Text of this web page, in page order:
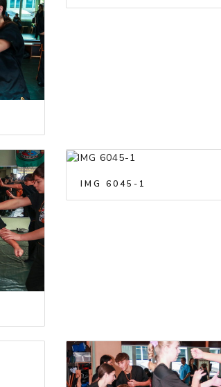
IMG 6045-1